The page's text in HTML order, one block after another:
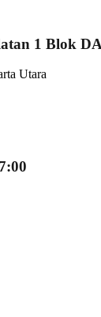
1 Blok
Utara